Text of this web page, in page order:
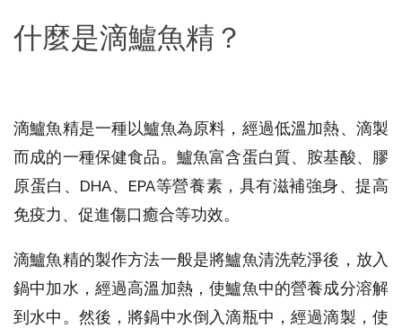
什麼是滴鱸魚精？
滴鱸魚精是一種以鱸魚為原料，經過低溫加熱、滴製
而成的一種保健食品。鱸魚富含蛋白質、胺基酸、膠
原蛋白、DHA、EPA等營養素，具有滋補強身、提高
免疫力、促進傷口癒合等功效。
滴鱸魚精的製作方法一般是將鱸魚清洗乾淨後，放入
鍋中加水，經過高溫加熱，使鱸魚中的營養成分溶解
到水中。然後，將鍋中水倒入滴瓶中，經過滴製，使